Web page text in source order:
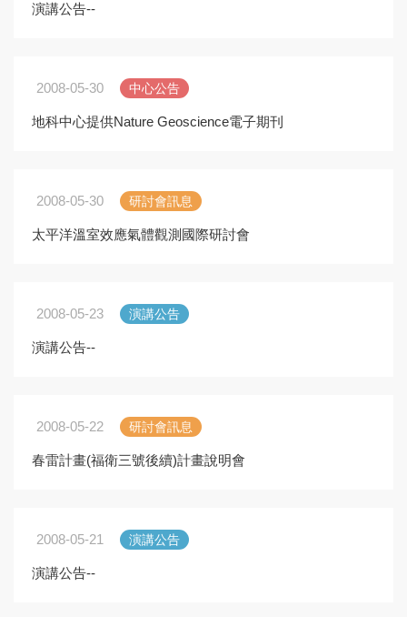
演講公告--
2008-05-30 中心公告
地科中心提供Nature Geoscience電子期刊
2008-05-30 研討會訊息
太平洋溫室效應氣體觀測國際研討會
2008-05-23 演講公告
演講公告--
2008-05-22 研討會訊息
春雷計畫(福衛三號後續)計畫說明會
2008-05-21 演講公告
演講公告--